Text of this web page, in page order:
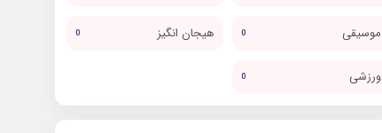
موسیقی 0 هیجان انگیز 0
ورزشی 0